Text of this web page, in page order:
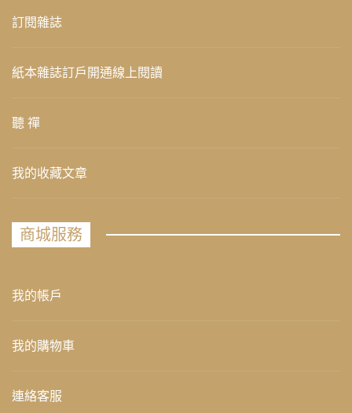
訂閱雜誌
紙本雜誌訂戶開通線上閱讀
聽 禪
我的收藏文章
商城服務
我的帳戶
我的購物車
連絡客服